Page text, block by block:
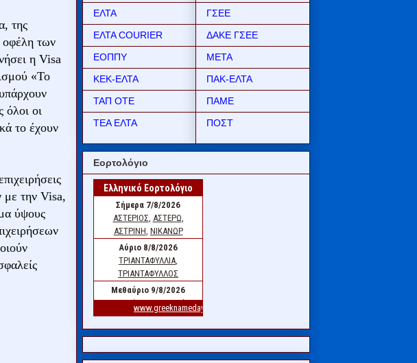
της
οφέλη των
η Visa
«Το
όλοι οι
το έχουν
με την Visa,
ύψους
ΕΛΤΑ
ΕΛΤΑ COURIER
ΕΟΠΠΥ
ΚΕΚ-ΕΛΤΑ
ΤΑΠ ΟΤΕ
ΤΕΑ ΕΛΤΑ
ΓΣΕΕ
ΔΑΚΕ ΓΣΕΕ
ΜΕΤΑ
ΠΑΚ-ΕΛΤΑ
ΠΑΜΕ
ΠΟΣΤ
Εορτολόγιο